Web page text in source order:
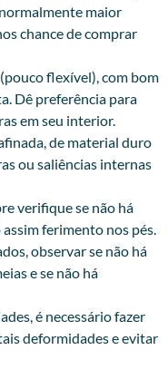
maior
chance de comprar
flexível), com bom
Dê preferência para
em seu interior.
de material duro
ou saliências internas
verifique se não há
ferimento nos pés.
observar se não há
e se não há
é necessário fazer
deformidades e evitar